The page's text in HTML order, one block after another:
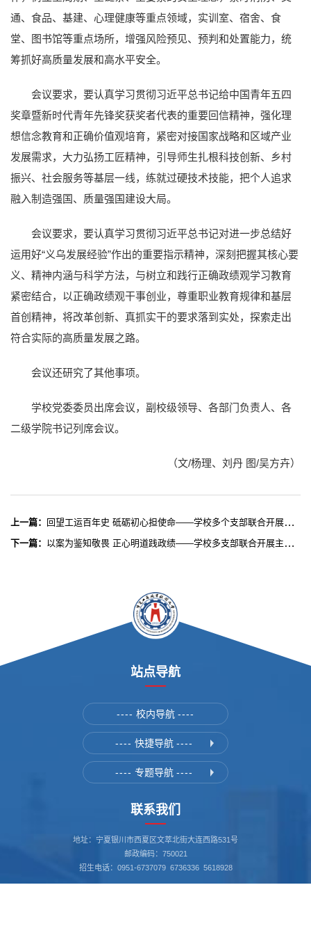
通、食品、基建、心理健康等重点领域，实训室、宿舍、食
堂、图书馆等重点场所，增强风险预见、预判和处置能力，统
筹抓好高质量发展和高水平安全。
会议要求，要认真学习贯彻习近平总书记给中国青年五四
奖章暨新时代青年先锋奖获奖者代表的重要回信精神，强化理
想信念教育和正确价值观培育，紧密对接国家战略和区域产业
发展需求，大力弘扬工匠精神，引导师生扎根科技创新、乡村
振兴、社会服务等基层一线，练就过硬技术技能，把个人追求
融入制造强国、质量强国建设大局。
会议要求，要认真学习贯彻习近平总书记对进一步总结好
运用好“义乌发展经验”作出的重要指示精神，深刻把握其核心要
义、精神内涵与科学方法，与树立和践行正确政绩观学习教育
紧密结合，以正确政绩观干事创业，尊重职业教育规律和基层
首创精神，将改革创新、真抓实干的要求落到实处，探索走出
符合实际的高质量发展之路。
会议还研究了其他事项。
学校党委委员出席会议，副校级领导、各部门负责人、各
二级学院书记列席会议。
（文/杨理、刘丹 图/吴方卉）
上一篇：
回望工运百年史 砥砺初心担使命——学校多个支部联合开展主题党日活动
下一篇： 以案为鉴知敬畏 正心明道践政绩——学校多支部联合开展主题党日活动
站点导航
---- 校内导航 ----
---- 快捷导航 ----
---- 专题导航 ----
联系我们
地址：宁夏银川市西夏区文萃北街大连西路531号
邮政编码：750021
招生电话：0951-6737079 6736336 5618928